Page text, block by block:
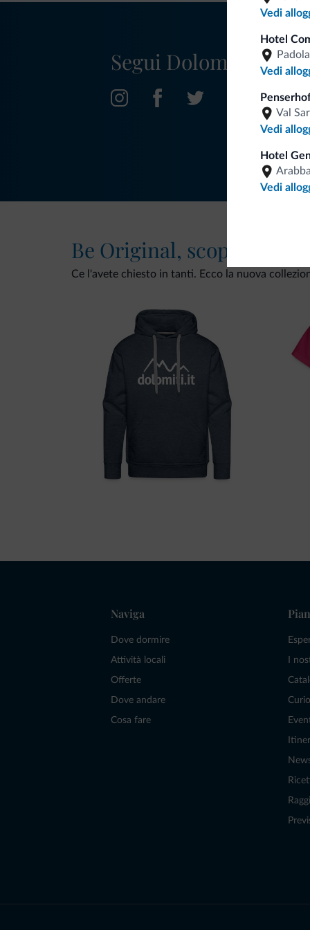
Vedi
Hotel
Vedi
Val
Vedi
Hotel
Arabba
Vedi
Segui Dolomiti.it
Be Original, scopri la
Ce l'avete chiesto in tanti. Ecco la nuova
Naviga
Dove dormire
Attività locali
Offerte
Dove andare
Cosa fare
I